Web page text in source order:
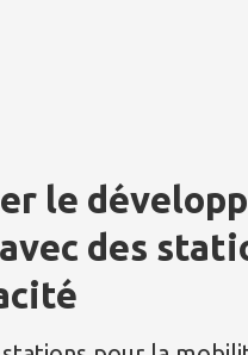
le
des